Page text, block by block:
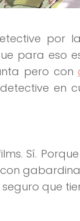
por
para eso
pero con
en
Sí.
que